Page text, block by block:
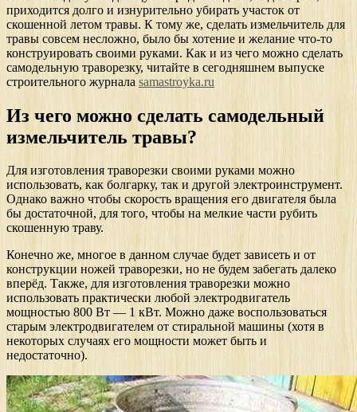
приходится долго и изнурительно убирать участок от
скошенной летом травы. К тому же, сделать измельчитель для
травы совсем несложно, было бы хотение и желание что-то
конструировать своими руками. Как и из чего можно сделать
самодельную траворезку, читайте в сегодняшнем выпуске
строительного журнала samastroyka.ru
Из чего можно сделать самодельный
измельчитель травы?
Для изготовления траворезки своими руками можно
использовать, как болгарку, так и другой электроинструмент.
Однако важно чтобы скорость вращения его двигателя была
бы достаточной, для того, чтобы на мелкие части рубить
скошенную траву.
Конечно же, многое в данном случае будет зависеть и от
конструкции ножей траворезки, но не будем забегать далеко
вперёд. Также, для изготовления траворезки можно
использовать практически любой электродвигатель
мощностью 800 Вт — 1 кВт. Можно даже воспользоваться
старым электродвигателем от стиральной машины (хотя в
некоторых случаях его мощности может быть и
недостаточно).